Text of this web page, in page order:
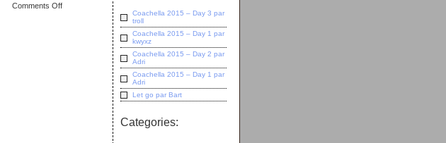
Comments Offon
Coachella 2015 – Day 3 par
troll
Coachella 2015 – Day 1 par
kwyxz
Coachella 2015 – Day 2 par
Adri
Coachella 2015 – Day 1 par
Adri
Let go par Bart
Categories: